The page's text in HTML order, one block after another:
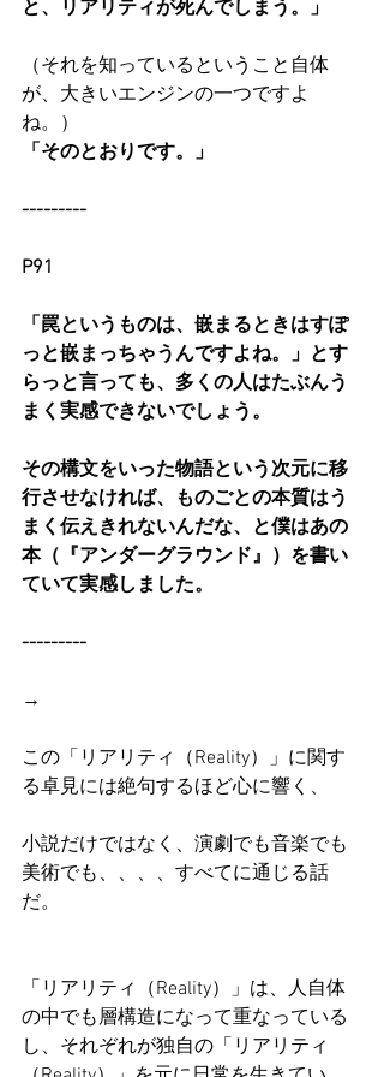
と、リアリティが死んでしまう。」
（それを知っているということ自体
が、大きいエンジンの一つですよ
ね。）
「そのとおりです。」
---------
P91
「罠というものは、嵌まるときはすぽ
っと嵌まっちゃうんですよね。」とす
らっと言っても、多くの人はたぶんう
まく実感できないでしょう。
その構文をいった物語という次元に移
行させなければ、ものごとの本質はう
まく伝えきれないんだな、と僕はあの
本（『アンダーグラウンド』）を書い
ていて実感しました。
---------
→
この「リアリティ（Reality）」に関す
る卓見には絶句するほど心に響く、
小説だけではなく、演劇でも音楽でも
美術でも、、、、すべてに通じる話
だ。
「リアリティ（Reality）」は、人自体
の中でも層構造になって重なっている
し、それぞれが独自の「リアリティ